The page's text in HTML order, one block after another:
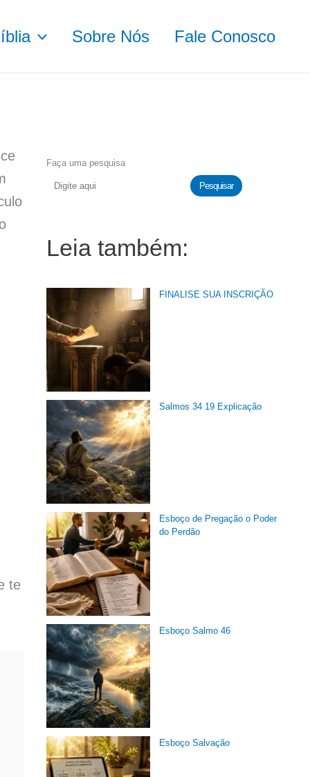
Sobre Nós Fale Conosco
te
Faça uma pesquisa
Pesquisar
Leia também:
FINALISE SUA INSCRIÇÃO
Salmos 34 19 Explicação
Esboço de Pregação o Poder
do Perdão
Esboço Salmo 46
Esboço Salvação